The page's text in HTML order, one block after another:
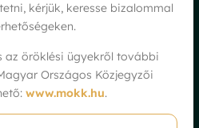
kérjük, keresse bizalommal
az öröklési ügyekről további
Országos Közjegyzői
www.mokk.hu.